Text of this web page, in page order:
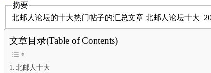
摘要
北邮人论坛的十大热门帖子的汇总文章 北邮人论坛十大
文章目录(Table of Contents)
北邮人十大